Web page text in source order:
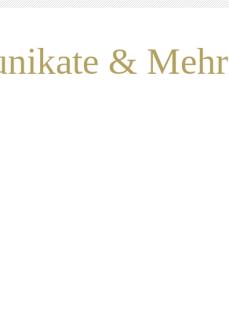
& Mehr